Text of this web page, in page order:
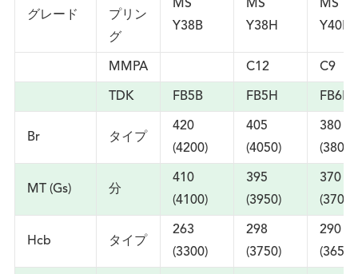
グレード
プリン
グ
MS
Y38B
MS
Y38H
MS
Y40E
MMPA C12 C9
TDK FB5B FB5H FB6E
Br タイプ
420
(4200)
405
(4050)
380
(3800)
MT (Gs) 分
410
(4100)
395
(3950)
370
(3700)
Hcb タイプ
263
(3300)
298
(3750)
290
(3650)